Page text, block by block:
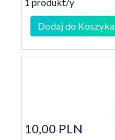
Dodaj do Koszyka
10,00 PLN